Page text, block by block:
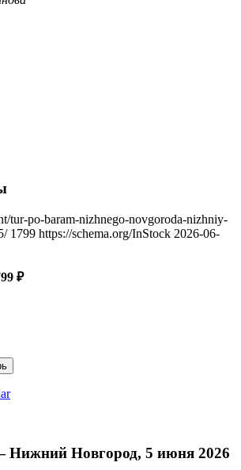
tur-po-baram-nizhnego-novgoroda-nizhniy-
1799 https://schema.org/InStock 2026-06-
₽
Нижний Новгород, 5 июня 2026